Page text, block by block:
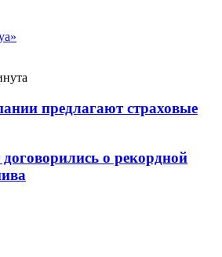
предлагают страховые
о рекордной